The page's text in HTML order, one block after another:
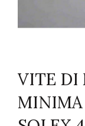
VITE DI
MINIMA